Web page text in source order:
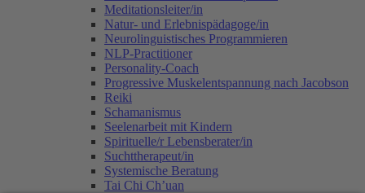
Meditationsleiter/in
Natur- und Erlebnispädagoge/in
Neurolinguistisches Programmieren
NLP-Practitioner
Personality-Coach
Progressive Muskelentspannung nach Jacobson
Reiki
Schamanismus
Seelenarbeit mit Kindern
Spirituelle/r Lebensberater/in
Suchttherapeut/in
Systemische Beratung
Tai Chi Ch’uan